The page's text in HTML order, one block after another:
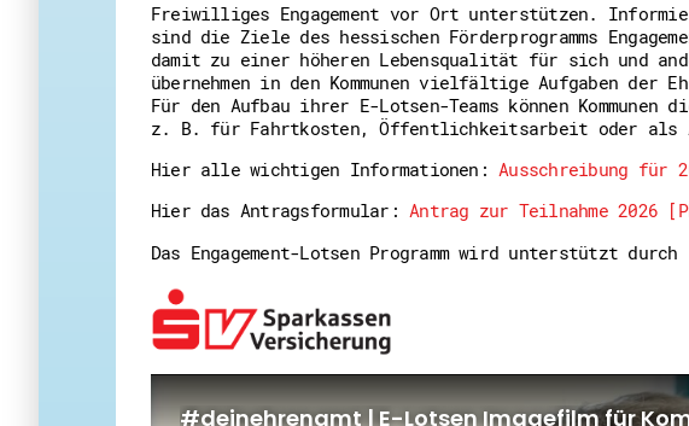
Freiwilliges Engagement vor Ort unterstützen.
sind die Ziele des hessischen Förderprogramms
damit zu einer höheren Lebensqualität für sich und
übernehmen in den Kommunen vielfältige Aufgaben der
Für den Aufbau ihrer E-Lotsen-Teams können
z. B. für Fahrtkosten, Öffentlichkeitsarbeit oder als
Hier alle wichtigen Informationen:Ausschreibung für
Hier das Antragsformular:Antrag zur Teilnahme 2026
Das Engagement-Lotsen Programm wird unterstützt durch